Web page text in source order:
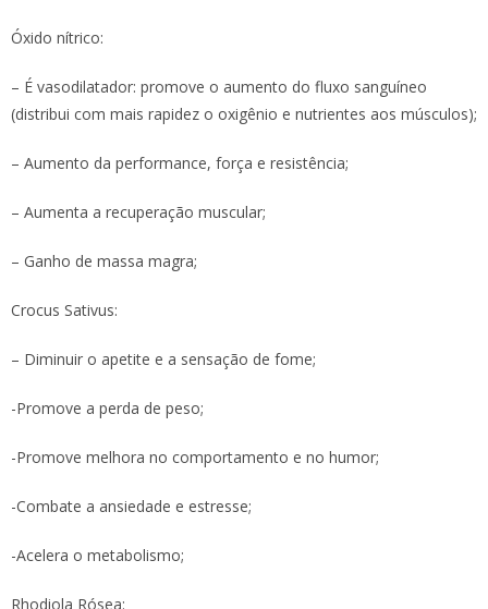
Óxido nítrico:
– É vasodilatador: promove o aumento do fluxo sanguíneo
(distribui com mais rapidez o oxigênio e nutrientes aos músculos);
– Aumento da performance, força e resistência;
– Aumenta a recuperação muscular;
– Ganho de massa magra;
Crocus Sativus:
– Diminuir o apetite e a sensação de fome;
-Promove a perda de peso;
-Promove melhora no comportamento e no humor;
-Combate a ansiedade e estresse;
-Acelera o metabolismo;
Rhodiola Rósea: